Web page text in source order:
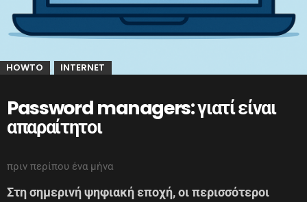
HOWTO , INTERNET
Password managers: γιατί είναι
απαραίτητοι
πριν περίπου ένα μήνα
Στη σημερινή ψηφιακή εποχή, οι περισσότεροι